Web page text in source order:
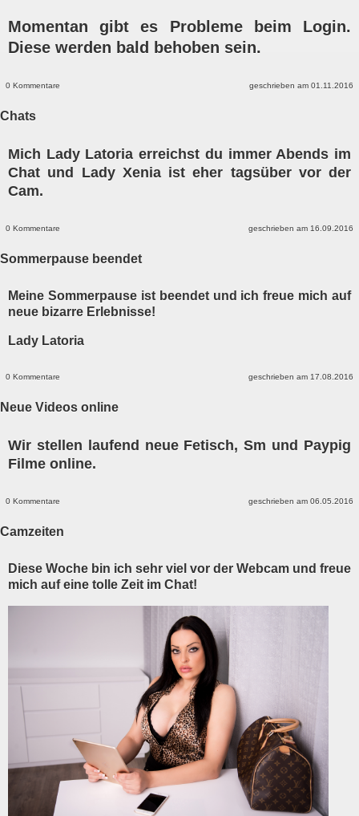
Momentan gibt es Probleme beim Login.
Diese werden bald behoben sein.
0 Kommentare geschrieben am 01.11.2016
Chats
Mich Lady Latoria erreichst du immer Abends im
Chat und Lady Xenia ist eher tagsüber vor der
Cam.
0 Kommentare geschrieben am 16.09.2016
Sommerpause beendet
Meine Sommerpause ist beendet und ich freue mich auf
neue bizarre Erlebnisse!
Lady Latoria
0 Kommentare geschrieben am 17.08.2016
Neue Videos online
Wir stellen laufend neue Fetisch, Sm und Paypig
Filme online.
0 Kommentare geschrieben am 06.05.2016
Camzeiten
Diese Woche bin ich sehr viel vor der Webcam und freue
mich auf eine tolle Zeit im Chat!